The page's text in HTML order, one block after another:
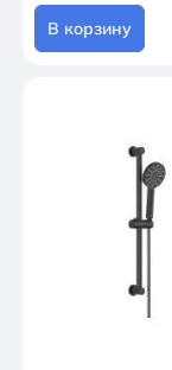
В корзину